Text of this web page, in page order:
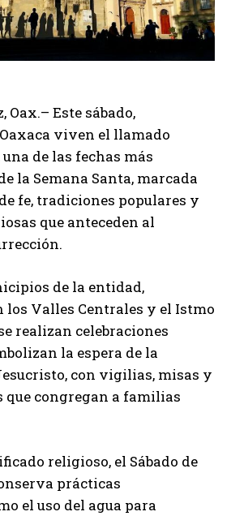
Oax.– Este sábado,
viven el llamado
una de las fechas más
la Semana Santa, marcada
fe, tradiciones populares y
que anteceden al
de la entidad,
los Valles Centrales y el Istmo
realizan celebraciones
la espera de la
con vigilias, misas y
que congregan a familias
religioso, el Sábado de
prácticas
el uso del agua para